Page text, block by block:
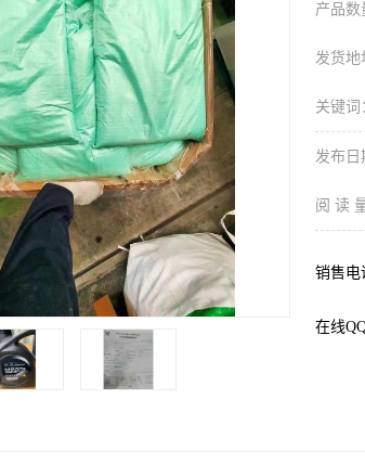
产品数
发货地
关键词
发布日
阅 读
销售电
在线QQ